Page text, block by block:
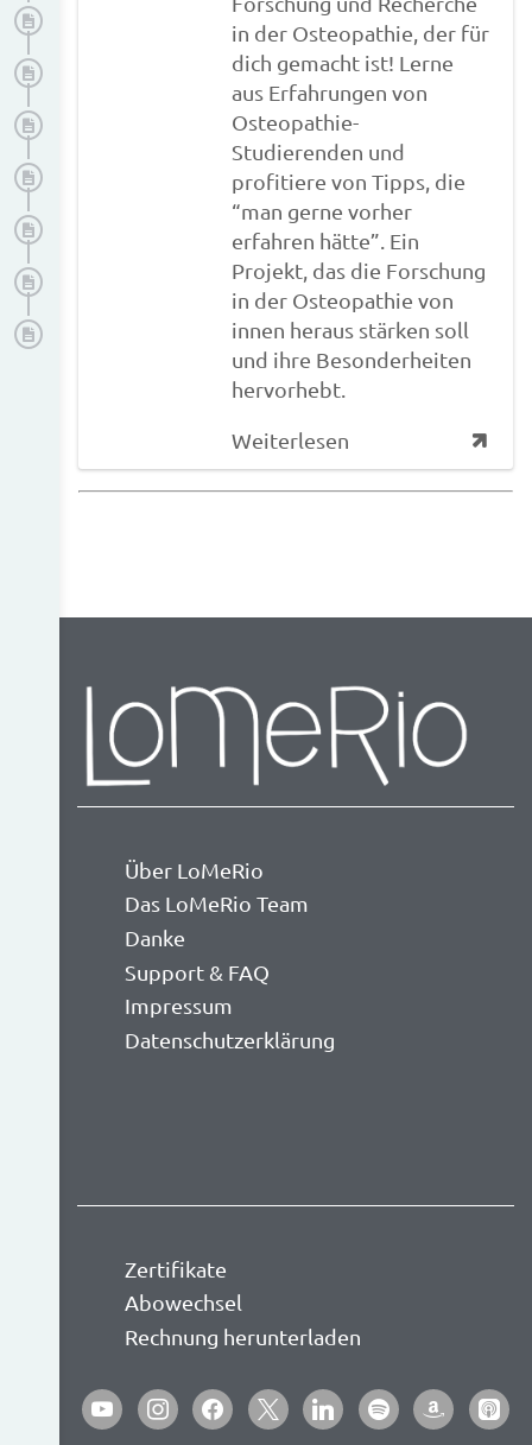
Notwendige Unterlagen: Vorlagen und Anhänge
Tabellen und Abbildungen
in der Osteopathie, der für
dich gemacht ist! Lerne
aus Erfahrungen von
Osteopathie-
Studierenden und
profitiere von Tipps, die
“man gerne vorher
erfahren hätte”. Ein
Projekt, das die Forschung
in der Osteopathie von
innen heraus stärken soll
und ihre Besonderheiten
hervorhebt.
Weiterlesen
Über LoMeRio
Das LoMeRio Team
Danke
Support & FAQ
Impressum
Datenschutzerklärung
Zertifikate
Abowechsel
Rechnung herunterladen
youtubeinstagramfacebook
x linkedinspotifyamazonapple-